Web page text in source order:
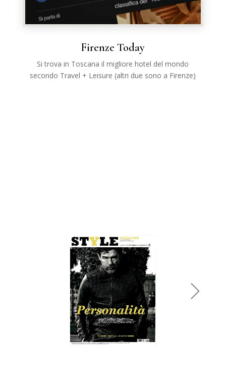
Firenze Today
Si trova in Toscana il migliore hotel del mondo
secondo Travel + Leisure (altri due sono a Firenze)